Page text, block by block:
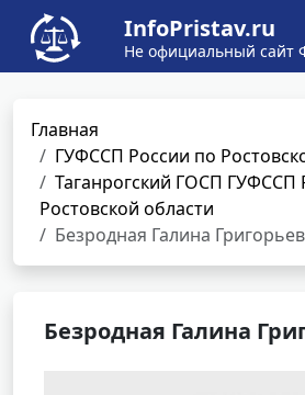
InfoPristav.ru
Не официальный сайт
Главная
ГУФССП России по
Таганрогский ГОСП ГУФССП
Ростовской области
Безродная Галина
Безродная Галина